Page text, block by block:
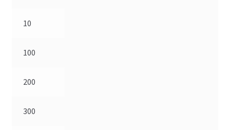
10
100
200
300